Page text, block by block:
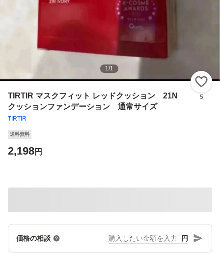
1/1
TIRTIR マスクフィット レッドクッション 21N
クッションファンデーション 通常サイズ
TIRTIR
5
送料無料
2,198円
価格の相談 円